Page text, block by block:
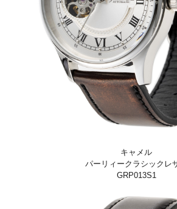
キャメル
パーリィークラシックレ
GRP013S1